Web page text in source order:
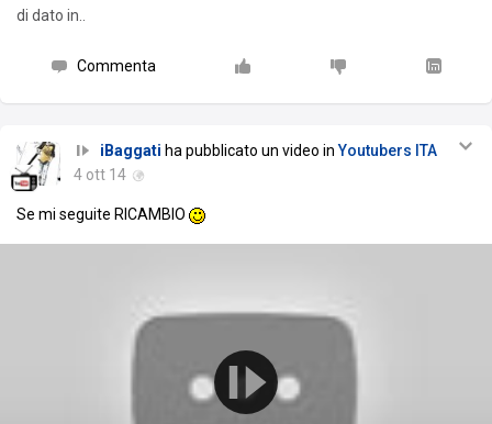
di dato in..
Commenta
iBaggati ha pubblicato un video inYoutubers ITA
4 ott 14
Se mi seguite RICAMBIO